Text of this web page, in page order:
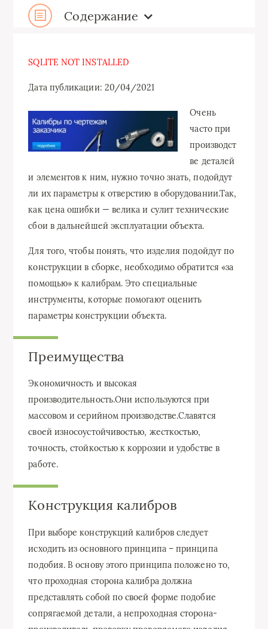
Содержание
SQLITE NOT INSTALLED
Дата публикации: 20/04/2021
Очень
часто при
производст
ве деталей
и элементов к ним, нужно точно знать, подойдут
ли их параметры к отверстию в оборудовании.Так,
как цена ошибки — велика и сулит технические
сбои в дальнейшей эксплуатации объекта.
Для того, чтобы понять, что изделия подойдут по
конструкции в сборке, необходимо обратится «за
помощью» к калибрам. Это специальные
инструменты, которые помогают оценить
параметры конструкции объекта.
Преимущества
Экономичность и высокая
производительность.Они используются при
массовом и серийном производстве.Славятся
своей износоустойчивостью, жесткостью,
точность, стойкостью к коррозии и удобстве в
работе.
Конструкция калибров
При выборе конструкций калибров следует
исходить из основного принципа – принципа
подобия. В основу этого принципа положено то,
что проходная сторона калибра должна
представлять собой по своей форме подобие
сопрягаемой детали, а непроходная сторона-